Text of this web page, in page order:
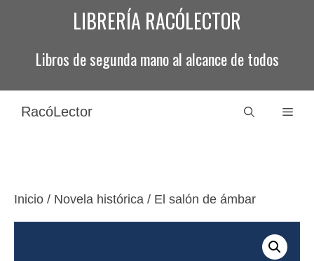
LIBRERÍA RACÓLECTOR
Libros de segunda mano al alcance de todos
RacóLector
Inicio / Novela histórica / El salón de ámbar